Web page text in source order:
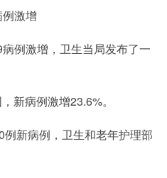
激增
例激增，卫生当局发布了一
新病例激增23.6%。
新病例，卫生和老年护理部